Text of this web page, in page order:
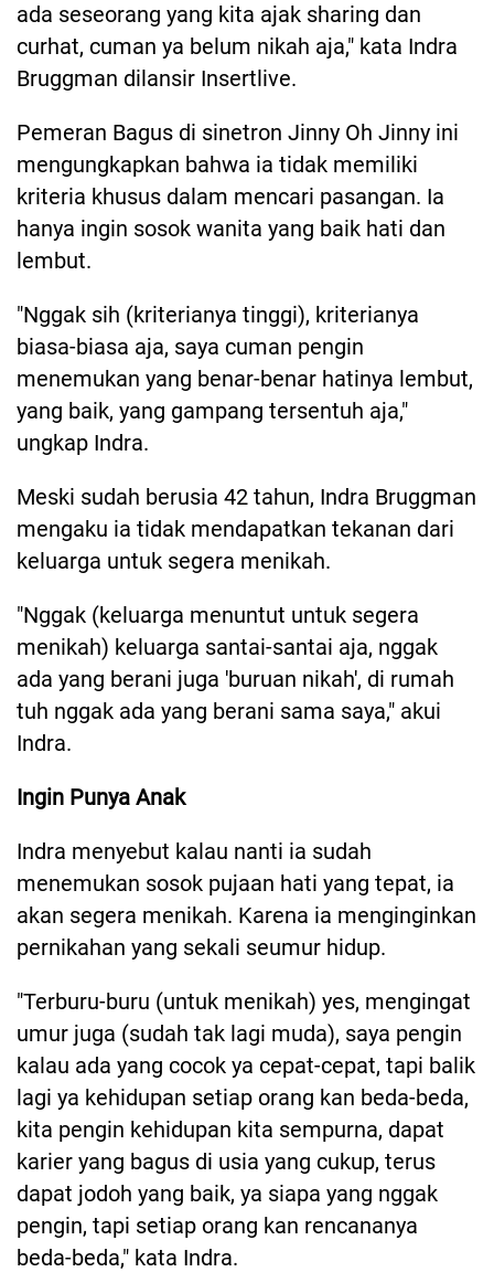
ada seseorang yang kita ajak sharing dan
curhat, cuman ya belum nikah aja," kata Indra
Bruggman dilansir Insertlive.
Pemeran Bagus di sinetron Jinny Oh Jinny ini
mengungkapkan bahwa ia tidak memiliki
kriteria khusus dalam mencari pasangan. Ia
hanya ingin sosok wanita yang baik hati dan
lembut.
"Nggak sih (kriterianya tinggi), kriterianya
biasa-biasa aja, saya cuman pengin
menemukan yang benar-benar hatinya lembut,
yang baik, yang gampang tersentuh aja,"
ungkap Indra.
Meski sudah berusia 42 tahun, Indra Bruggman
mengaku ia tidak mendapatkan tekanan dari
keluarga untuk segera menikah.
"Nggak (keluarga menuntut untuk segera
menikah) keluarga santai-santai aja, nggak
ada yang berani juga 'buruan nikah', di rumah
tuh nggak ada yang berani sama saya," akui
Indra.
Ingin Punya Anak
Indra menyebut kalau nanti ia sudah
menemukan sosok pujaan hati yang tepat, ia
akan segera menikah. Karena ia menginginkan
pernikahan yang sekali seumur hidup.
"Terburu-buru (untuk menikah) yes, mengingat
umur juga (sudah tak lagi muda), saya pengin
kalau ada yang cocok ya cepat-cepat, tapi balik
lagi ya kehidupan setiap orang kan beda-beda,
kita pengin kehidupan kita sempurna, dapat
karier yang bagus di usia yang cukup, terus
dapat jodoh yang baik, ya siapa yang nggak
pengin, tapi setiap orang kan rencananya
beda-beda," kata Indra.